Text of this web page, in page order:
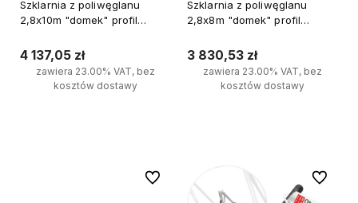
Szklarnia z poliwęglanu
2,8x10m "domek" profil
4 137,05 zł
zawiera 23.00% VAT, bez
kosztów dostawy
Szklarnia z poliwęglanu
2,8x8m "domek" profil
3 830,53 zł
zawiera 23.00% VAT, bez
kosztów dostawy
Do ulubionych Do